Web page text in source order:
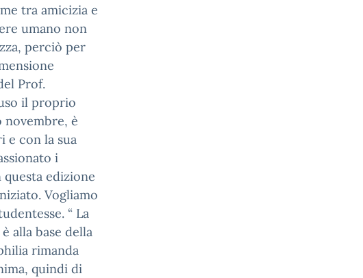
tra amicizia e
umano non
perciò per
Prof.
il proprio
novembre, è
e con la sua
i
edizione
Vogliamo
“ La
alla base della
rimanda
quindi di